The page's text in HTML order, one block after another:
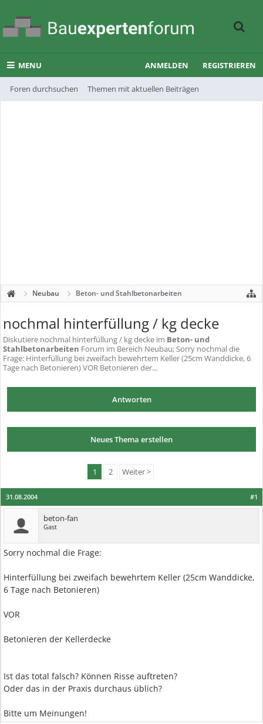
MENU
Foren durchsuchen Themen mit aktuellen Beiträgen
ANMELDEN REGISTRIEREN
Neubau Beton- und Stahlbetonarbeiten
nochmal hinterfüllung / kg decke
Diskutiere nochmal hinterfüllung / kg decke im Beton- und
Stahlbetonarbeiten Forum im Bereich Neubau; Sorry nochmal die
Frage: Hinterfüllung bei zweifach bewehrtem Keller (25cm Wanddicke, 6
Tage nach Betonieren) VOR Betonieren der...
Antworten
Neues Thema erstellen
1 2 Weiter >
#1
31.08.2004
beton-fan
Gast
Sorry nochmal die Frage:
Hinterfüllung bei zweifach bewehrtem Keller (25cm Wanddicke,
6 Tage nach Betonieren)
VOR
Betonieren der Kellerdecke
Ist das total falsch? Können Risse auftreten?
Oder das in der Praxis durchaus üblich?
Bitte um Meinungen!